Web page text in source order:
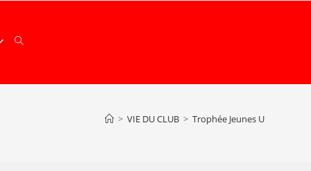
> VIE DU CLUB > Trophée Jeunes U